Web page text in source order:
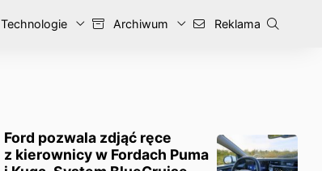
Technologie Archiwum Reklama
Ford pozwala zdjąć ręce
z kierownicy w Fordach Puma